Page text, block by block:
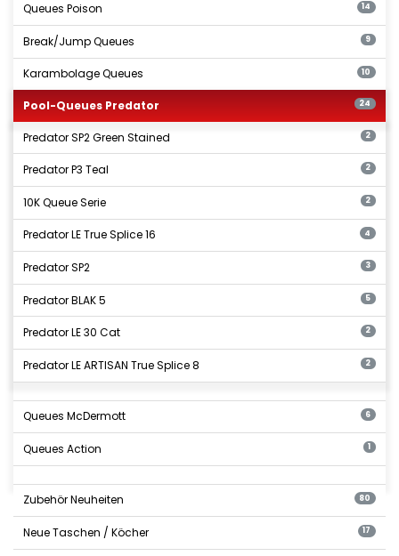
Queues Poison 14
Break/Jump Queues 9
Karambolage Queues 10
Pool-Queues Predator 24
Predator SP2 Green Stained 2
Predator P3 Teal 2
10K Queue Serie 2
Predator LE True Splice 16 4
Predator SP2 3
Predator BLAK 5 5
Predator LE 30 Cat 2
Predator LE ARTISAN True Splice 8 2
Queues McDermott 6
Queues Action 1
Zubehör Neuheiten 80
Neue Taschen / Köcher 17